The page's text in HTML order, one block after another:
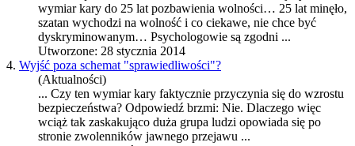
wymiar kary do 25 lat pozbawienia wolności… 25 lat minęło,
szatan wychodzi na wolność i co ciekawe, nie chce być
dyskryminowanym… Psychologowie są zgodni ...
Utworzone: 28 stycznia 2014
4. Wyjść poza schemat "sprawiedliwości"?
(Aktualności)
... Czy ten wymiar kary faktycznie przyczynia się do wzrostu
bezpieczeństwa? Odpowiedź brzmi: Nie. Dlaczego więc
wciąż tak zaskakująco duża grupa ludzi opowiada się po
stronie zwolenników jawnego przejawu ...